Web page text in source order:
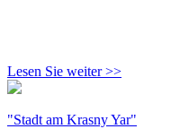
Lesen Sie weiter >>
"Stadt am Krasny Yar"